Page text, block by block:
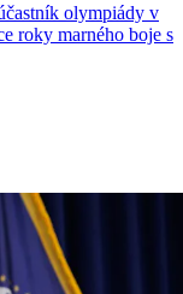
olympiády v
roky marného boje s